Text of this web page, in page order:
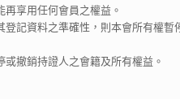
享用任何會員之權益。
記資料之準確性，則本會所有權
撤銷持證人之會籍及所有權益。